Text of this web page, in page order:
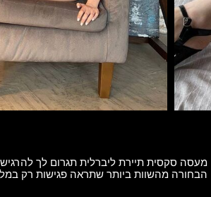
מעסה סקסית תיירת ליברלית תגרום לך להרגיש
הבחורה מהשוות ביותר שתראה פגישות רק